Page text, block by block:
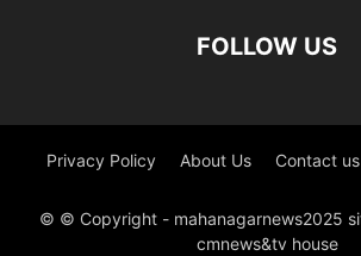
FOLLOW US
Privacy Policy About Us Contact us
© © Copyright - mahanagarnews2025
cmnews&tv house